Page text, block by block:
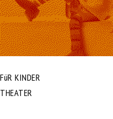
FüR KINDER
THEATER